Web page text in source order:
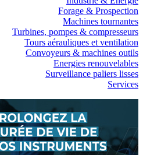
Forage & Prospection
Machines tournantes
Turbines, pompes & compresseurs
Tours aérauliques et ventilation
Convoyeurs & machines outils
Energies renouvelables
Surveillance paliers lisses
Services